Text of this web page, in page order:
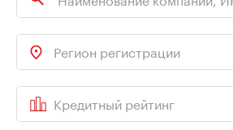
Регион регистрации
Кредитный рейтинг